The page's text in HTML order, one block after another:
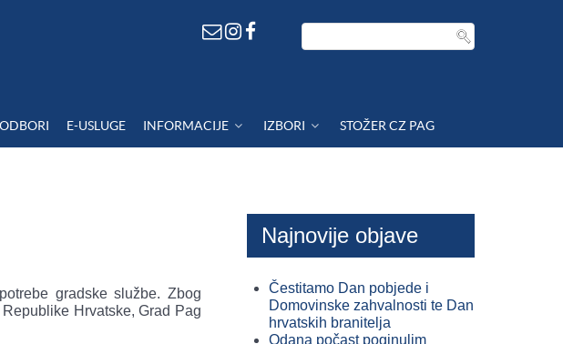
E-USLUGE INFORMACIJE IZBORI STOŽER CZ PAG
gradske službe. Zbog
Hrvatske, Grad Pag
Najnovije objave
Čestitamo Dan pobjede i
Domovinske zahvalnosti te Dan
hrvatskih branitelja
Odana počast poginulim